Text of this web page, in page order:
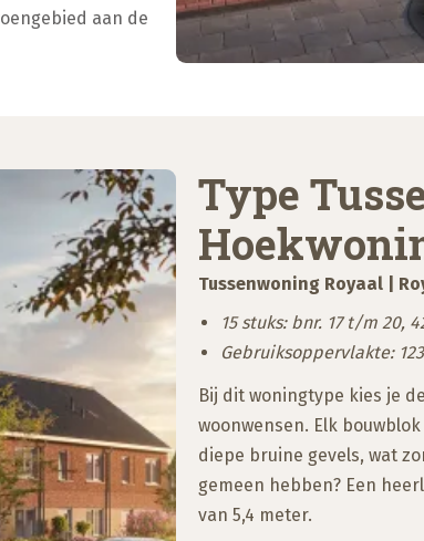
aan de
Type
Tussenwoning Royaal |
15 stuks: bnr. 17 t/m 20,
Gebruiksoppervlakte:
Bij dit woningtype kies je
woonwensen. Elk
diepe bruine gevels, wat
gemeen hebben? Een
van 5,4 meter.